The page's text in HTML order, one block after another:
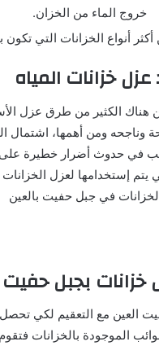
خروج الماء من الخزان.
أنواع الخزانات التي
خزانات المياه
هناك الكثير من طرق عزل
ومن أهمها، اشتمال
في حدوث أضرار خطيرة على
يتم إستخدامها لعزل
في جبل حفيت بالعين
بجبل حفيت
مع التعقيم لكي تحصل
الموجودة بالخزانات